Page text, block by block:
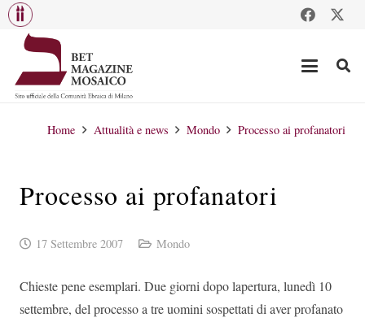
Home Attualità e news Mondo Processo ai profanatori
Processo ai profanatori
17 Settembre 2007 Mondo
Chieste pene esemplari. Due giorni dopo lapertura, lunedì 10
settembre, del processo a tre uomini sospettati di aver profanato